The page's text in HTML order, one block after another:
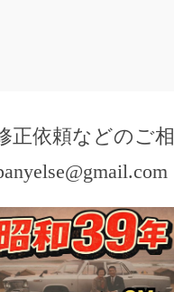
正依頼などのご相